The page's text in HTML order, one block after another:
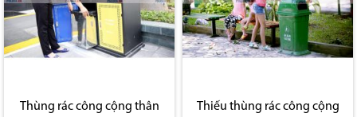
Thùng rác công cộng thân
Thiếu thùng rác công cộng